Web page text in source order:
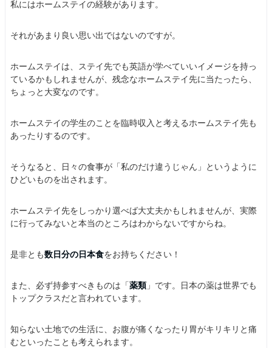
私にはホームステイの経験があります。
それがあまり良い思い出ではないのですが。
ホームステイは、ステイ先でも英語が学べていいイメージを持っ
ているかもしれませんが、残念なホームステイ先に当たったら、
ちょっと大変なのです。
ホームステイの学生のことを臨時収入と考えるホームステイ先も
あったりするのです。
そうなると、日々の食事が「私のだけ違うじゃん」というように
ひどいものを出されます。
ホームステイ先をしっかり選べば大丈夫かもしれませんが、実際
に行ってみないと本当のところはわからないですからね。
是非とも数日分の日本食をお持ちください！
また、必ず持参すべきものは「 薬類 」です。日本の薬は世界でも
トップクラスだと言われています。
知らない土地での生活に、お腹が痛くなったり胃がキリキリと痛
むといったことも考えられます。